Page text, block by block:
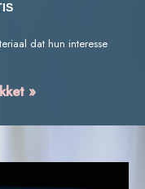
dat hun interesse
»